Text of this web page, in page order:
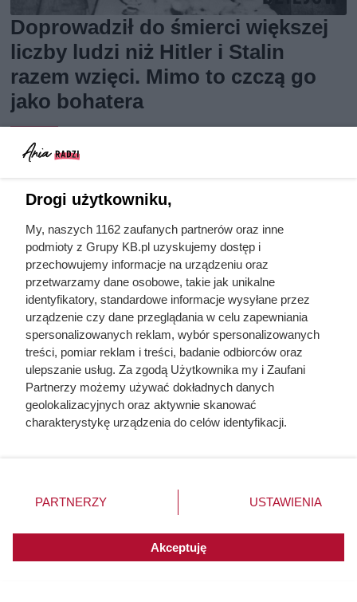
Doprowadził do śmierci większej
liczby ludzi niż Hitler i Stalin
razem wzięci. Mimo to czczą go
jako bohatera
Kominiarze przestrzegają przed
tym błędem w czasie palenia w
kominku. Komin błyskawicznie
Drogi użytkowniku,
My, naszych 1162 zaufanych partnerów oraz inne
podmioty z Grupy KB.pl uzyskujemy dostęp i
przechowujemy informacje na urządzeniu oraz
przetwarzamy dane osobowe, takie jak unikalne
identyfikatory, standardowe informacje wysyłane przez
urządzenie czy dane przeglądania w celu zapewniania
spersonalizowanych reklam, wybór spersonalizowanych
treści, pomiar reklam i treści, badanie odbiorców oraz
ulepszanie usług. Za zgodą Użytkownika my i Zaufani
Partnerzy możemy używać dokładnych danych
geolokalizacyjnych oraz aktywnie skanować
charakterystykę urządzenia do celów identyfikacji.
zmienić/wycofać klikając przycisk ustawień prywatności
znajdujący się w lewym dolnym rogu strony. Niektóre
użytkownika, ale masz prawo sprzeciwić się takiemu
przetwarzaniu. Preferencje będą miały zastosowania do
PARTNERZY USTAWIENIA
Akceptuję